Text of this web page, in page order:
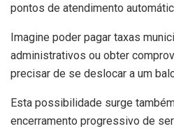
pontos de atendimento
Imagine poder pagar taxas
administrativos ou obter
precisar de se deslocar a um
Esta possibilidade surge
encerramento progressivo de